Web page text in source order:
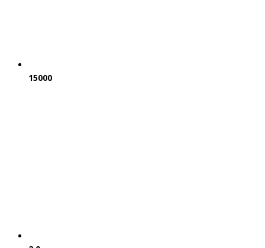
15000